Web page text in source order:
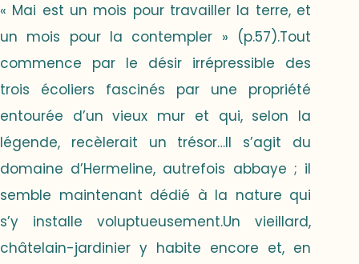
« Mai est un mois pour travailler la terre, et
un mois pour la contempler » (p.57).Tout
commence par le désir irrépressible des
trois écoliers fascinés par une propriété
entourée d’un vieux mur et qui, selon la
légende, recèlerait un trésor…Il s’agit du
domaine d’Hermeline, autrefois abbaye ; il
semble maintenant dédié à la nature qui
s’y installe voluptueusement.Un vieillard,
châtelain-jardinier y habite encore et, en